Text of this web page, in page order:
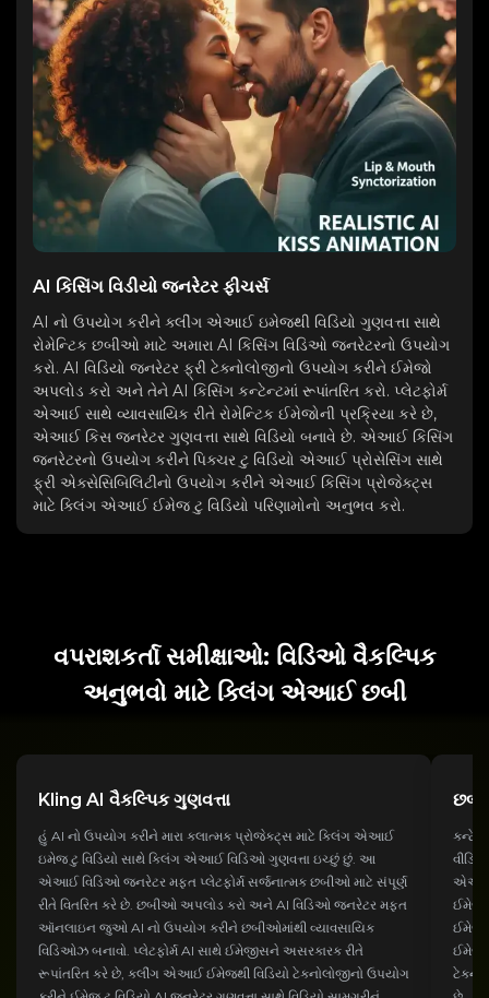
AI કિસિંગ વિડીયો જનરેટર ફીચર્સ
AI નો ઉપયોગ કરીને ક્લીંગ એઆઈ ઇમેજથી વિડિયો ગુણવત્તા સાથે
રોમેન્ટિક છબીઓ માટે અમારા AI કિસિંગ વિડિઓ જનરેટરનો ઉપયોગ
કરો. AI વિડિયો જનરેટર ફ્રી ટેક્નોલોજીનો ઉપયોગ કરીને ઈમેજો
અપલોડ કરો અને તેને AI કિસિંગ કન્ટેન્ટમાં રૂપાંતરિત કરો. પ્લેટફોર્મ
એઆઈ સાથે વ્યાવસાયિક રીતે રોમેન્ટિક ઈમેજોની પ્રક્રિયા કરે છે,
એઆઈ કિસ જનરેટર ગુણવત્તા સાથે વિડિયો બનાવે છે. એઆઈ કિસિંગ
જનરેટરનો ઉપયોગ કરીને પિક્ચર ટુ વિડિયો એઆઈ પ્રોસેસિંગ સાથે
ફ્રી એક્સેસિબિલિટીનો ઉપયોગ કરીને એઆઈ કિસિંગ પ્રોજેક્ટ્સ
માટે ક્લિંગ એઆઈ ઈમેજ ટુ વિડિયો પરિણામોનો અનુભવ કરો.
વપરાશકર્તા સમીક્ષાઓ: વિડિઓ વૈકલ્પિક
અનુભવો માટે ક્લિંગ એઆઈ છબી
Kling AI વૈકલ્પિક ગુણવત્તા
હું AI નો ઉપયોગ કરીને મારા કલાત્મક પ્રોજેક્ટ્સ માટે ક્લિંગ એઆઈ
ઇમેજ ટુ વિડિયો સાથે ક્લિંગ એઆઈ વિડિઓ ગુણવત્તા ઇચ્છું છું. આ
એઆઈ વિડિઓ જનરેટર મફત પ્લેટફોર્મ સર્જનાત્મક છબીઓ માટે સંપૂર્ણ
રીતે વિતરિત કરે છે. છબીઓ અપલોડ કરો અને AI વિડિઓ જનરેટર મફત
ઑનલાઇન જુઓ AI નો ઉપયોગ કરીને છબીઓમાંથી વ્યાવસાયિક
વિડિઓઝ બનાવો. પ્લેટફોર્મ AI સાથે ઈમેજીસને અસરકારક રીતે
રૂપાંતરિત કરે છે, ક્લીંગ એઆઈ ઈમેજથી વિડિયો ટેક્નોલોજીનો ઉપયોગ
એઆઈ
ઈમેજ